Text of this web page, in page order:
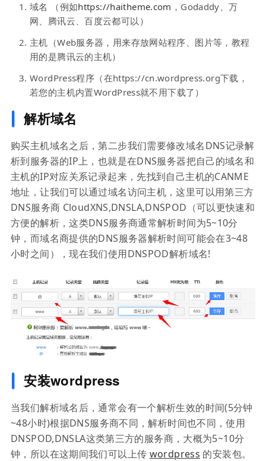
域名 （例如https://haitheme.com ，Godaddy、万
网、腾讯云、百度云都可以）
主机（Web服务器，用来存放网站程序、图片等，教程
用的是腾讯云的主机）
WordPress程序（在https://cn.wordpress.org下载，
若您的主机内置WordPress就不用下载了）
解析域名
购买主机域名之后，第二步我们需要修改域名DNS记录解
析到服务器的IP上，也就是在DNS服务器把自己的域名和
主机的IP对应关系记录起来，先找到自己主机的CANME
地址，让我们可以通过域名访问主机，这里可以用第三方
DNS服务商 CloudXNS,DNSLA,DNSPOD（可以更快速和
方便的解析，这类DNS服务商通常解析时间为5~10分
钟，而域名商提供的DNS服务器解析时间可能会在3~48
小时之间），现在我们使用DNSPOD解析域名!
安装wordpress
当我们解析域名后，通常会有一个解析生效的时间(5分钟
~48小时)根据DNS服务商不同，解析时间也不同，使用
DNSPOD,DNSLA这类第三方的服务商，大概为5~10分
钟，所以在这期间我们可以上传 wordpress 的安装包。